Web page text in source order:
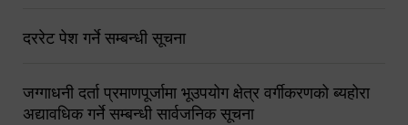
दररेट पेश गर्ने सम्बन्धी सूचना
जग्गाधनी दर्ता प्रमाणपूर्जामा भूउपयोग क्षेत्र वर्गीकरणको ब्यहोरा
अद्यावधिक गर्ने सम्बन्धी सार्वजनिक सूचना